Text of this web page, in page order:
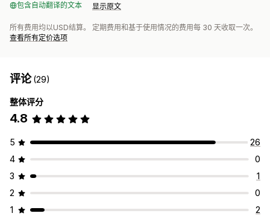
包含自动翻译的文本 显示原文
所有费用均以USD结算。 定期费用和基于使用情况的费用每 30 天收取一次。
查看所有定价选项
评论(29)
整体评分
4.8
5
26
4
0
3
1
2
0
1
2